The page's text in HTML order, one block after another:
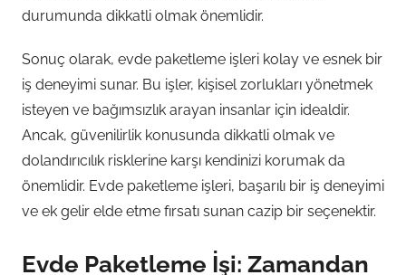
durumunda dikkatli olmak önemlidir.
Sonuç olarak, evde paketleme işleri kolay ve esnek bir
iş deneyimi sunar. Bu işler, kişisel zorlukları yönetmek
isteyen ve bağımsızlık arayan insanlar için idealdir.
Ancak, güvenilirlik konusunda dikkatli olmak ve
dolandırıcılık risklerine karşı kendinizi korumak da
önemlidir. Evde paketleme işleri, başarılı bir iş deneyimi
ve ek gelir elde etme fırsatı sunan cazip bir seçenektir.
Evde Paketleme İşi: Zamandan